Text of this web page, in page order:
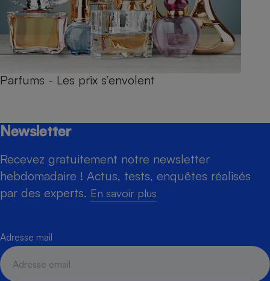
Parfums - Les prix s’envolent
Newsletter
Recevez gratuitement notre newsletter
hebdomadaire ! Actus, tests, enquêtes réalisés
par des experts. En savoir plus
Adresse mail